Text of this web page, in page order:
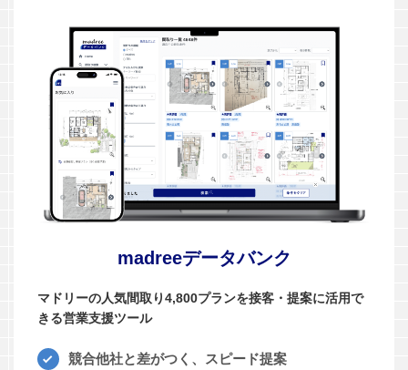
madreeデータバンク
マドリーの人気間取り4,800プランを接客・提案に活用で
きる営業支援ツール
競合他社と差がつく、スピード提案